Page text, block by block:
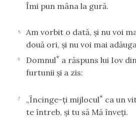
Îmi pun mâna la gură.
5
Am vorbit o dată, şi nu voi
două ori, şi nu voi mai
6 Domnul* a răspuns lui Iov
furtunii şi a zis:
7 „Încinge-ţi mijlocul* ca un
te întreb, şi tu să Mă înveţi.